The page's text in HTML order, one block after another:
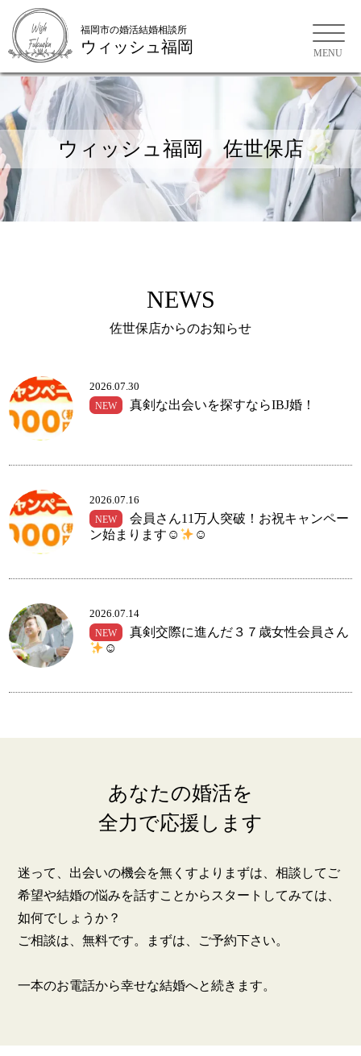
福岡市の婚活結婚相談所
コース・料金・入会案内
ご来店WEB予約 婚活キャンペーン
お問い合わせ 会員様の声
鹿児島店 佐世保店
福岡市の婚活結婚相談所
ウィッシュ福岡
ウィッシュ福岡 佐世保店
NEWS
佐世保店からのお知らせ
2026.07.30
NEW 真剣な出会いを探すならIBJ婚！
2026.07.16
NEW
会員さん11万人突破！お祝キャンペー
ン始まります☺
☺
2026.07.14
NEW
真剣交際に進んだ３７歳女性会員さん
☺
あなたの婚活を
全力で応援します
迷って、出会いの機会を無くすよりまずは、相談してご
希望や結婚の悩みを話すことからスタートしてみては、
如何でしょうか？
ご相談は、無料です。まずは、ご予約下さい。
一本のお電話から幸せな結婚へと続きます。